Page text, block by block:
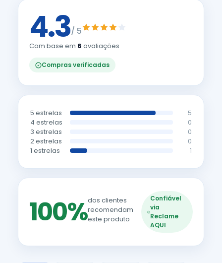
4.3/ 5
Com base em 6 avaliações
Compras verificadas
5 estrelas 5
4 estrelas 0
3 estrelas 0
2 estrelas 0
1 estrelas 1
100%dos clientes
recomendam
este produto
Confiável
via
Reclame
AQUI